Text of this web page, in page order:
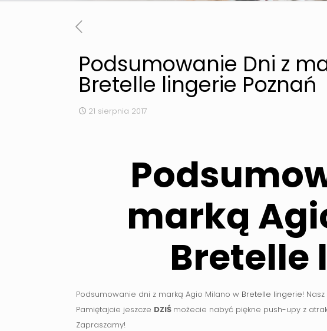
Podsumowanie Dni z
Bretelle lingerie Poznań
21 sierpnia 2017
marką
Bretelle
Podsumowanie dni z marką Agio Milano w Bretelle lingerie!
Pamiętajcie jeszcze DZIŚ możecie nabyć piękne push-upy z
Zapraszamy!